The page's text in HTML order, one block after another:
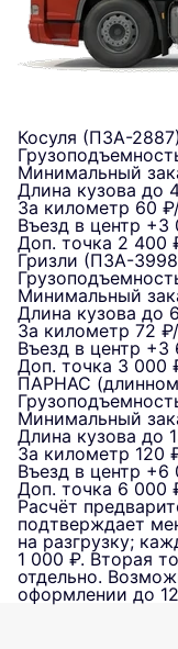
Косуля (ПЗА-2887)
Минимальный
Длина кузова до
За километр 60
Въезд в центр +3
Доп. точка 2 400
Гризли (ПЗА-
Минимальный
Длина кузова до
За километр 72
Въезд в центр +3
Доп. точка 3 000
ПАРНАС
Минимальный
Длина кузова до
За километр 120
Въезд в центр +6
Доп. точка 6 000
Расчёт
подтверждает
на разгрузку;
1 000 ₽. Вторая
отдельно.
оформлении до